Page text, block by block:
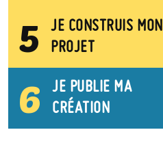
5
JE CONSTRUIS MON
PROJET
6
JE PUBLIE MA
CRÉATION